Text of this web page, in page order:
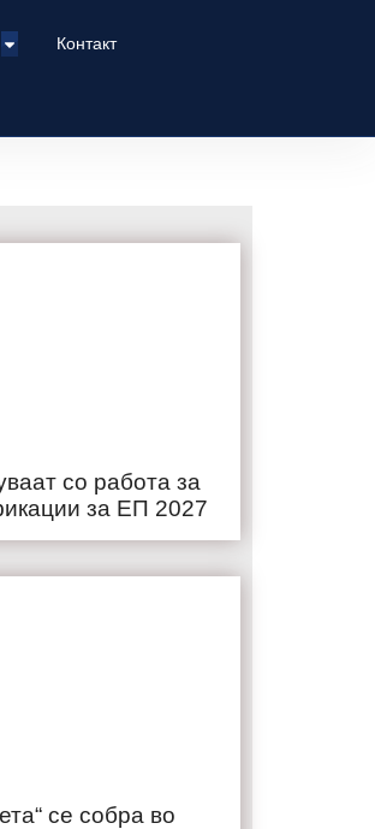
Контакт
со работа за
за ЕП 2027
се собра во